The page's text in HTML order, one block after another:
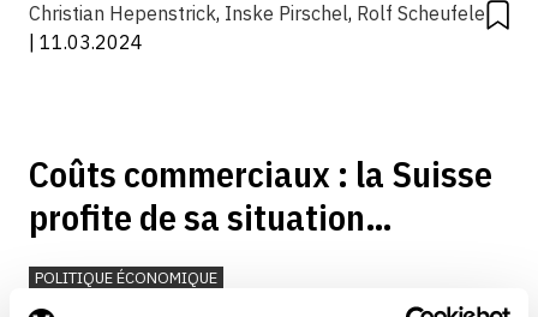
Christian Hepenstrick, Inske Pirschel, Rolf Scheufele
| 11.03.2024
Coûts commerciaux : la Suisse
profite de sa situation
géographique
POLITIQUE ÉCONOMIQUE